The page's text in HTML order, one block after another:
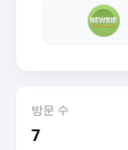
방문 수
7